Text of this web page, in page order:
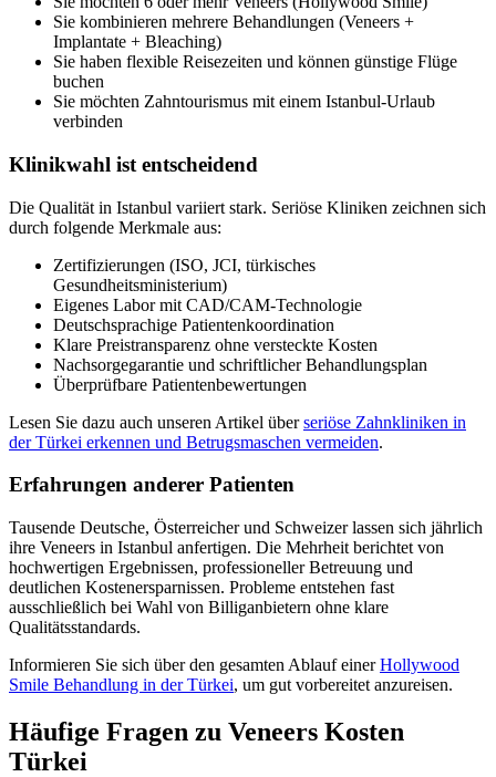
Sie kombinieren mehrere Behandlungen (Veneers +
Implantate + Bleaching)
Sie haben flexible Reisezeiten und können günstige Flüge
buchen
Sie möchten Zahntourismus mit einem Istanbul-Urlaub
verbinden
Klinikwahl ist entscheidend
Die Qualität in Istanbul variiert stark. Seriöse Kliniken zeichnen sich
durch folgende Merkmale aus:
Zertifizierungen (ISO, JCI, türkisches
Gesundheitsministerium)
Eigenes Labor mit CAD/CAM-Technologie
Deutschsprachige Patientenkoordination
Klare Preistransparenz ohne versteckte Kosten
Nachsorgegarantie und schriftlicher Behandlungsplan
Überprüfbare Patientenbewertungen
Lesen Sie dazu auch unseren Artikel überseriöse Zahnkliniken in
der Türkei erkennen und Betrugsmaschen vermeiden.
Erfahrungen anderer Patienten
Tausende Deutsche, Österreicher und Schweizer lassen sich jährlich
ihre Veneers in Istanbul anfertigen. Die Mehrheit berichtet von
hochwertigen Ergebnissen, professioneller Betreuung und
deutlichen Kostenersparnissen. Probleme entstehen fast
ausschließlich bei Wahl von Billiganbietern ohne klare
Qualitätsstandards.
Informieren Sie sich über den gesamten Ablauf einerHollywood
Smile Behandlung in der Türkei, um gut vorbereitet anzureisen.
Häufige Fragen zu Veneers Kosten
Türkei